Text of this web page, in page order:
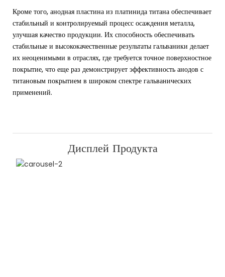
Кроме того, анодная пластина из платинида титана обеспечивает
стабильный и контролируемый процесс осаждения металла,
улучшая качество продукции. Их способность обеспечивать
стабильные и высококачественные результаты гальваники делает
их неоценимыми в отраслях, где требуется точное поверхностное
покрытие, что еще раз демонстрирует эффективность анодов с
титановым покрытием в широком спектре гальванических
применений.
Дисплей Продукта